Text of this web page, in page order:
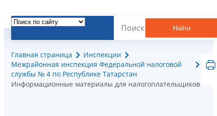
Найти
Главная страница
Инспекции
Межрайонная инспекция Федеральной налоговой
службы № 4 по Республике Татарстан
Информационные материалы для налогоплательщиков